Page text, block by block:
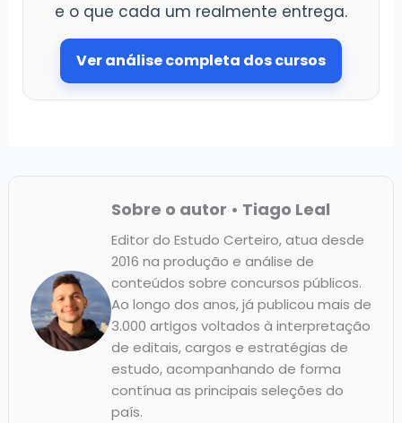
e o que cada um realmente entrega.
Ver análise completa dos cursos
Sobre o autor • Tiago Leal
Editor do Estudo Certeiro, atua desde
2016 na produção e análise de
conteúdos sobre concursos públicos.
Ao longo dos anos, já publicou mais de
3.000 artigos voltados à interpretação
de editais, cargos e estratégias de
estudo, acompanhando de forma
contínua as principais seleções do
país.